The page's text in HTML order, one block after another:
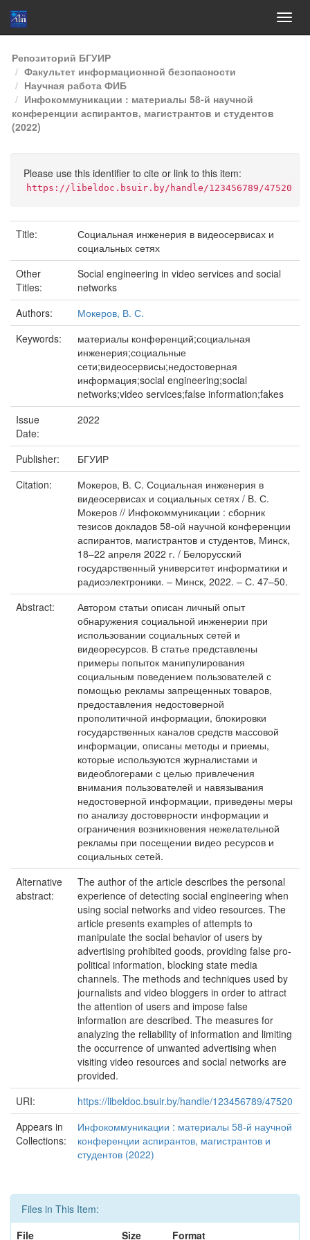
Skip
navigation
Репозиторий БГУИР
Факультет информационной безопасности
Научная работа ФИБ
Инфокоммуникации : материалы 58-й научной
конференции аспирантов, магистрантов и студентов
(2022)
Please use this identifier to cite or link to this item:
https://libeldoc.bsuir.by/handle/123456789/47520
Title:
Социальная инженерия в видеосервисах и
социальных сетях
Other
Titles:
Social engineering in video services and social
networks
Authors:
Мокеров, В. С.
Keywords:
материалы конференций;социальная
инженерия;социальные
сети;видеосервисы;недостоверная
информация;social engineering;social
networks;video services;false information;fakes
Issue
Date:
2022
Publisher:
БГУИР
Citation:
Мокеров, В. С. Социальная инженерия в
видеосервисах и социальных сетях / В. С.
Мокеров // Инфокоммуникации : сборник
тезисов докладов 58-ой научной конференции
аспирантов, магистрантов и студентов, Минск,
18–22 апреля 2022 г. / Белорусский
государственный университет информатики и
радиоэлектроники. – Минск, 2022. – С. 47–50.
Abstract:
Автором статьи описан личный опыт
обнаружения социальной инженерии при
использовании социальных сетей и
видеоресурсов. В статье представлены
примеры попыток манипулирования
социальным поведением пользователей с
помощью рекламы запрещенных товаров,
предоставления недостоверной
прополитичной информации, блокировки
государственных каналов средств массовой
информации, описаны методы и приемы,
которые используются журналистами и
видеоблогерами с целью привлечения
внимания пользователей и навязывания
недостоверной информации, приведены меры
по анализу достоверности информации и
ограничения возникновения нежелательной
рекламы при посещении видео ресурсов и
социальных сетей.
Alternative
abstract:
The author of the article describes the personal
experience of detecting social engineering when
using social networks and video resources. The
article presents examples of attempts to
manipulate the social behavior of users by
advertising prohibited goods, providing false pro-
political information, blocking state media
channels. The methods and techniques used by
journalists and video bloggers in order to attract
the attention of users and impose false
information are described. The measures for
analyzing the reliability of information and limiting
the occurrence of unwanted advertising when
visiting video resources and social networks are
provided.
URI:
https://libeldoc.bsuir.by/handle/123456789/47520
Appears in
Collections:
Инфокоммуникации : материалы 58-й научной
конференции аспирантов, магистрантов и
студентов (2022)
Files in This Item:
File
Size Format